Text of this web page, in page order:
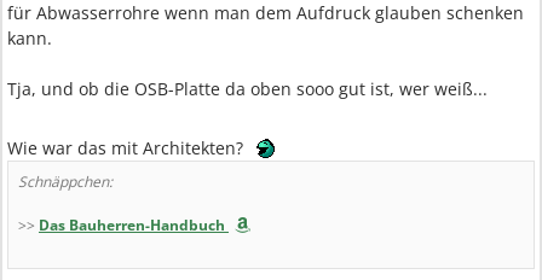
für Abwasserrohre wenn man dem Aufdruck glauben schenken
kann.
Tja, und ob die OSB-Platte da oben sooo gut ist, wer weiß...
Wie war das mit Architekten?
Schnäppchen:
>> Das Bauherren-Handbuch